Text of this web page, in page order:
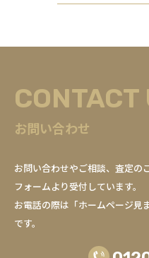
CONTACT
お問い合わせ
お問い合わせやご相談、査定の
フォームより受付しています。
お電話の際は「ホームページ見
です。